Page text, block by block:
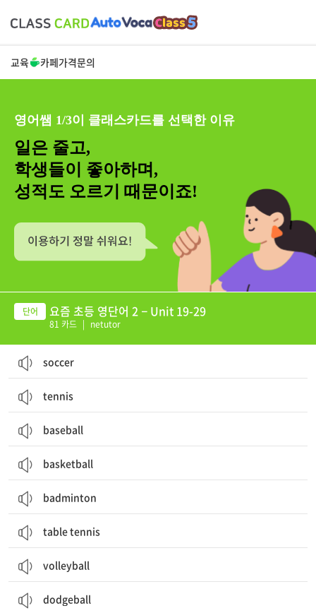
교육 카페가격문의
영어쌤 1/3이 클래스카드를 선택한 이유
일은 줄고,
학생들이 좋아하며,
성적도 오르기 때문이죠!
요즘 초등 영단어 2 − Unit 19-29
81 카드 | netutor
soccer
tennis
baseball
basketball
badminton
table tennis
volleyball
dodgeball